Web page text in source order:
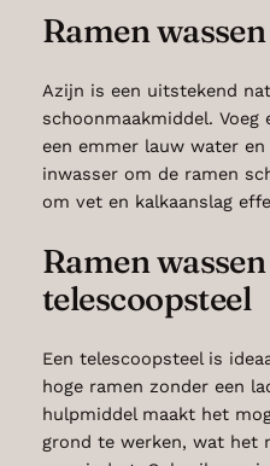
Ramen
Azijn is een uitstekend
schoonmaakmiddel.
een emmer lauw water
inwasser om de ramen
om vet en kalkaanslag
Ramen
telescoopsteel
Een telescoopsteel is
hoge ramen zonder een
hulpmiddel maakt het
grond te werken, wat het